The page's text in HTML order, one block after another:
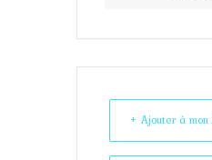
+ Ajouter à